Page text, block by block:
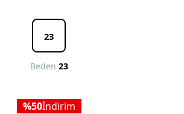
23
Beden 23
50İndirim